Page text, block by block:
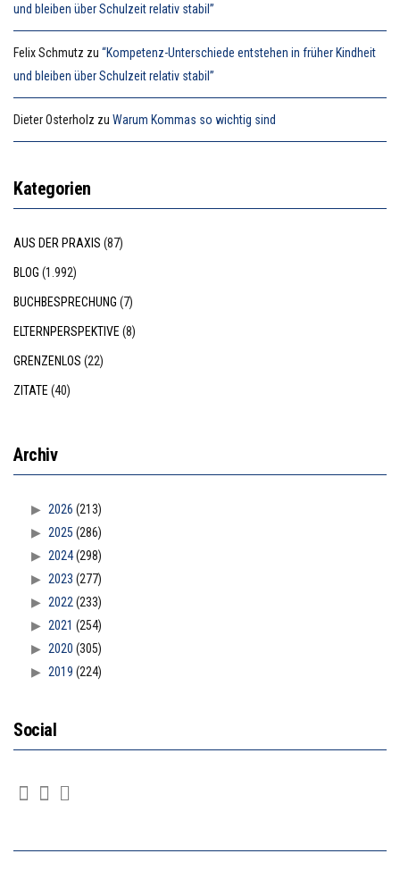
und bleiben über Schulzeit relativ stabil”
Felix Schmutz zu “Kompetenz-Unterschiede entstehen in früher Kindheit
und bleiben über Schulzeit relativ stabil”
Dieter Osterholz zu Warum Kommas so wichtig sind
Kategorien
AUS DER PRAXIS (87)
BLOG (1.992)
BUCHBESPRECHUNG (7)
ELTERNPERSPEKTIVE (8)
GRENZENLOS (22)
ZITATE (40)
Archiv
2026 (213)
2025 (286)
2024(298)
2023 (277)
2022 (233)
2021 (254)
2020 (305)
2019 (224)
Social